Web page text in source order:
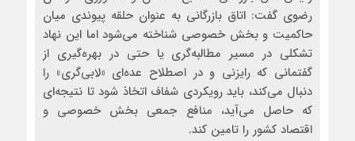
رضوی گفت: اتاق بازرگانی به عنوان حلقه پیوندی میان
حاکمیت و بخش خصوصی شناخته می‌شود اما این نهاد
تشکلی در مسیر مطالبه‌گری یا حتی در بهره‌گیری از
گفتمانی که رایزنی و در اصطلاح عده‌ای «لابی‌گری» را
دنبال می‌کند، باید رویکردی شفاف اتخاذ شود تا نتیجه‌ای
که حاصل می‌آید، منافع جمعی بخش خصوصی و
اقتصاد کشور را تامین کند.